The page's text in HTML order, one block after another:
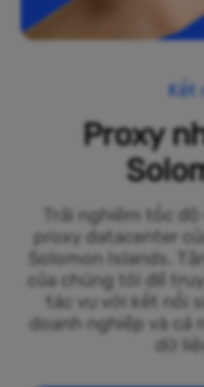
Kết
Proxy
Trải nghiệm tốc
proxy datacenter
Solomon Islands.
của chúng tôi để
tác vụ với kết nối
doanh nghiệp và cá
dữ